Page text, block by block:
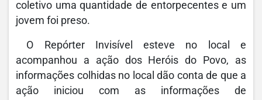
coletivo uma quantidade de entorpecentes e um
jovem foi preso.
O Repórter Invisível esteve no local e
acompanhou a ação dos Heróis do Povo, as
informações colhidas no local dão conta de que a
ação iniciou com as informações de